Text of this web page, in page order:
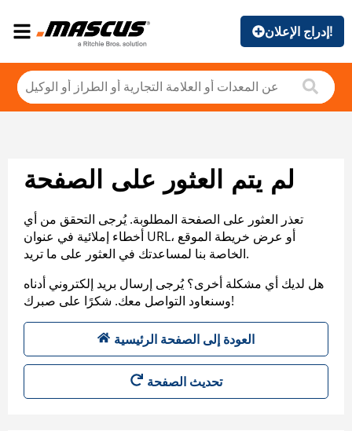
إدراج الإعلان!
لم يتم العثور على الصفحة
تعذر العثور على الصفحة المطلوبة. يُرجى التحقق من أي
أخطاء إملائية في عنوان URL، أو عرض خريطة الموقع
الخاصة بنا لمساعدتك في العثور على ما تريد.
هل لديك أي مشكلة أخرى؟ يُرجى إرسال بريد إلكتروني أدناه
وسنعاود التواصل معك. شكرًا على صبرك!
العودة إلى الصفحة الرئيسية
تحديث الصفحة